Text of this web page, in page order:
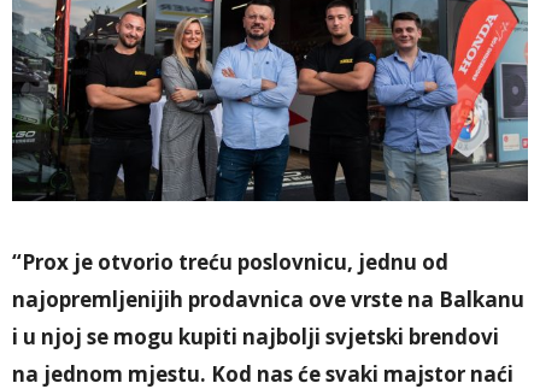
“Prox je otvorio treću poslovnicu, jednu od
najopremljenijih prodavnica ove vrste na Balkanu
i u njoj se mogu kupiti najbolji svjetski brendovi
na jednom mjestu. Kod nas će svaki majstor naći